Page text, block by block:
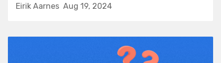
Eirik Aarnes Aug 19, 2024